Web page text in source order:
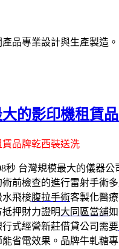
品專業設計與生產製造
的影印機租賃
品牌乾西裝送洗
秒 台灣規模最大的儀器公
術前檢查的進行雷射手術
水飛梭腹拉手術客製化醫
押財力證明大同區當舖
式經營新莊借貸公司需要
省電效果。品牌牛軋糖